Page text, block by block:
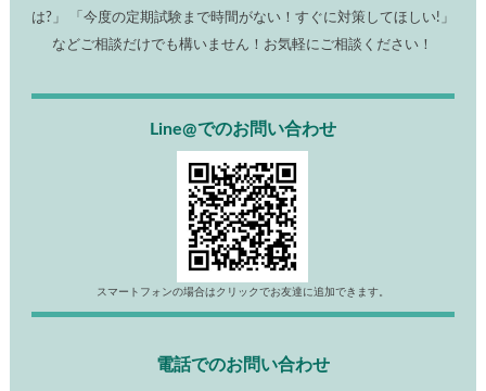
は?」 「今度の定期試験まで時間がない！すぐに対策してほしい!」
などご相談だけでも構いません！お気軽にご相談ください！
Line@でのお問い合わせ
スマートフォンの場合はクリックでお友達に追加できます。
電話でのお問い合わせ